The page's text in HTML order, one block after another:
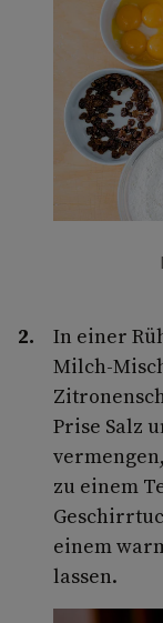
In einer
Milch-
Prise Salz
zu einem
einem
lassen.